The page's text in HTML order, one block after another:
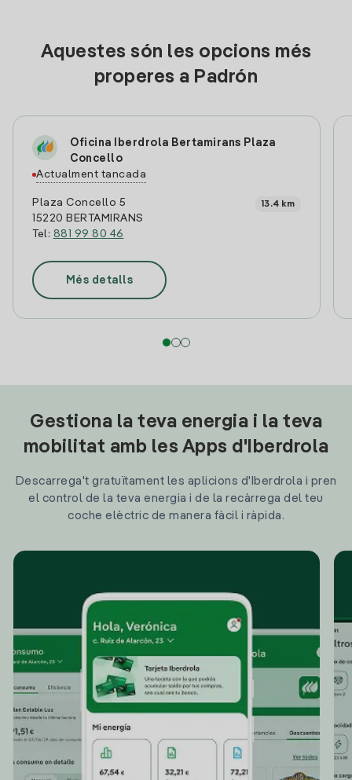
Aquestes són les opcions més
properes a Padrón
Oficina Iberdrola Bertamirans Plaza
Concello
Actualment tancada
Plaza Concello 5
15220 BERTAMIRANS
Tel: 881 99 80 46
13.4 km
Més detalls
Gestiona la teva energia i la teva
mobilitat amb les Apps d'Iberdrola
Descarrega't gratuïtament les aplicions d'Iberdrola i pren
el control de la teva energia i de la recàrrega del teu
coche elèctric de manera fàcil i ràpida.